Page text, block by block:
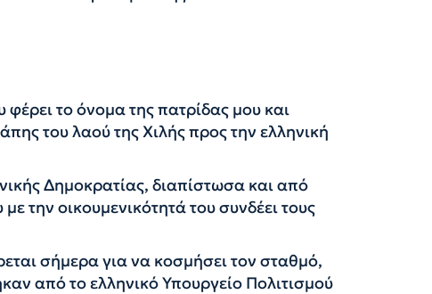
το όνομα της πατρίδας μου και
του λαού της Χιλής προς την ελληνική
Δημοκρατίας, διαπίστωσα και από
την οικουμενικότητά του συνδέει τους
σήμερα για να κοσμήσει τον σταθμό,
από το ελληνικό Υπουργείο Πολιτισμού